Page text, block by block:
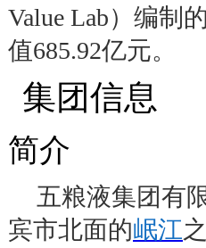
Value Lab）编制的
值685.92亿元。
集团信息
简介
五粮液集团有
宾市北面的岷江